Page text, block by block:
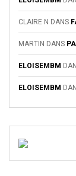
CLAIRE N DANS
MARTIN DANS
ELOISEMBM
ELOISEMBM